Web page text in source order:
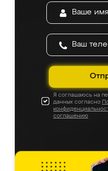
Я соглашаюсь на
данных согласно
соглашению